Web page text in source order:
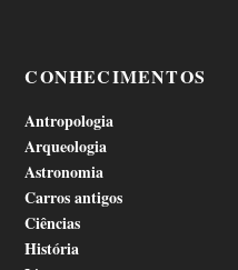
CONHECIMENTOS
Antropologia
Arqueologia
Astronomia
Carros antigos
Ciências
História